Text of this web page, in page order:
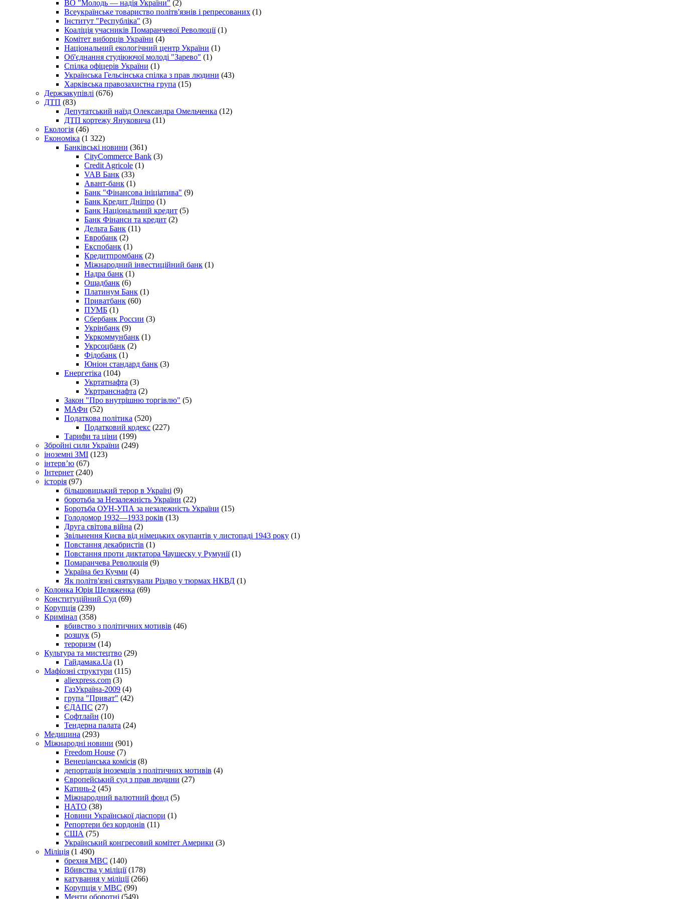
ВО "Молодь — надія України" (2)
Всеукраїнське товариство політв'язнів і репресованих (1)
Інститут "Республіка" (3)
Коаліція учасників Помаранчевої Революції(1)
Комітет виборців України (4)
Національний екологічний центр України (1)
Об'єднання студіюючої молоді "Зарево" (1)
Спілка офіцерів України (1)
Українська Гельсінська спілка з прав людини (43)
Харківська правозахистна група (15)
Держзакупівлі (676)
ДТП (83)
Депутатський наїзд Олександра Омельченка (12)
ДТП кортежу Януковича (11)
Екологія (46)
Економіка (1 322)
Банківські новини (361)
CityCommerce Bank (3)
Credit Agricole (1)
VAB Банк (33)
Авант-банк (1)
Банк "Фінансова ініціатива" (9)
Банк Кредит Дніпро (1)
Банк Національний кредит (5)
Банк Фінанси та кредит (2)
Дельта Банк (11)
Евробанк (2)
Експобанк (1)
Кредитпромбанк (2)
Міжнародний інвестиційний банк (1)
Надра банк (1)
Ощадбанк (6)
Платинум Банк (1)
Приватбанк (60)
ПУМБ (1)
Сбербанк России (3)
Укрінбанк (9)
Укркоммунбанк (1)
Укрсоцбанк (2)
Фідобанк (1)
Юніон стандард банк (3)
Енергетіка (104)
Укртатнафта (3)
Укртранснафта (2)
Закон "Про внутрішню торгівлю" (5)
МАФи (52)
Податкова політика (520)
Податковий кодекс (227)
Тарифи та ціни (199)
Збройні сили України (249)
іноземні ЗМІ (123)
інтерв’ю (67)
Інтернет (240)
історія (97)
більшовицький терор в Україні (9)
боротьба за Незалежність України (22)
Боротьба ОУН-УПА за незалежність України (15)
Голодомор 1932—1933 років (13)
Друга світова війна (2)
Звільнення Києва від німецьких окупантів у листопаді 1943 року (1)
Повстання декабристів (1)
Повстання проти диктатора Чаушеску у Румунії(1)
Помаранчева Революція (9)
Україна без Кучми (4)
Як політв'язні святкували Різдво у тюрмах НКВД (1)
Колонка Юрія Шеляженка (69)
Конституційний Суд (69)
Корупція (239)
Кримінал (358)
вбивство з політичних мотивів (46)
розшук (5)
тероризм (14)
Культура та мистецтво (29)
Гайдамака.Ua (1)
Мафіозні структури (115)
aliexpress.com (3)
ГазУкраїна-2009 (4)
група "Приват" (42)
ЄДАПС (27)
Софтлайн (10)
Тендерна палата (24)
Медицина (293)
Міжнародні новини (901)
Freedom House (7)
Венеціанська комісія (8)
депортація іноземців з політичних мотивів (4)
Європейський суд з прав людини (27)
Катинь-2 (45)
Міжнародний валютний фонд (5)
НАТО (38)
Новини Української діаспори (1)
Репортери без кордонів (11)
США (75)
Український конгресовий комітет Америки (3)
Міліція (1 490)
брехня МВС (140)
Вбивства у міліції(178)
катування у міліції(266)
Корупція у МВС (99)
Менти оборотні (549)